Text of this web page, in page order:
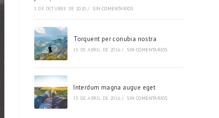
1 DE OCTUBRE DE 2020 / SIN COMENTARIOS
Torquent per conubia nostra
15 DE ABRIL DE 2016 / SIN COMENTARIOS
Interdum magna augue eget
15 DE ABRIL DE 2016 / SIN COMENTARIOS